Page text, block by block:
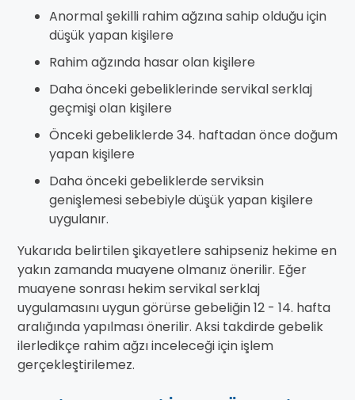
Anormal şekilli rahim ağzına sahip olduğu için
düşük yapan kişilere
Rahim ağzında hasar olan kişilere
Daha önceki gebeliklerinde servikal serklaj
geçmişi olan kişilere
Önceki gebeliklerde 34. haftadan önce doğum
yapan kişilere
Daha önceki gebeliklerde serviksin
genişlemesi sebebiyle düşük yapan kişilere
uygulanır.
Yukarıda belirtilen şikayetlere sahipseniz hekime en
yakın zamanda muayene olmanız önerilir. Eğer
muayene sonrası hekim servikal serklaj
uygulamasını uygun görürse gebeliğin 12 - 14. hafta
aralığında yapılması önerilir. Aksi takdirde gebelik
ilerledikçe rahim ağzı inceleceği için işlem
gerçekleştirilemez.